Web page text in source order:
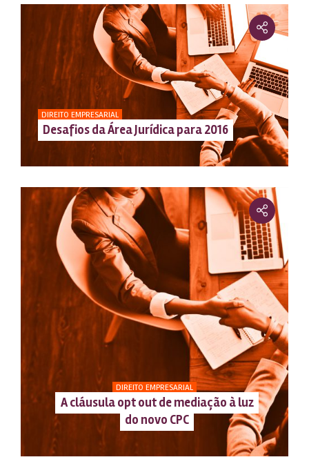
DIREITO EMPRESARIAL
Desafios da Área Jurídica para 2016
DIREITO EMPRESARIAL
A cláusula opt out de mediação à luz
do novo CPC